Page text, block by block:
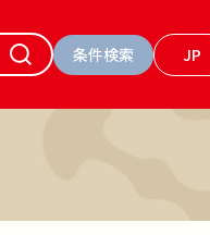
条件検索 JP